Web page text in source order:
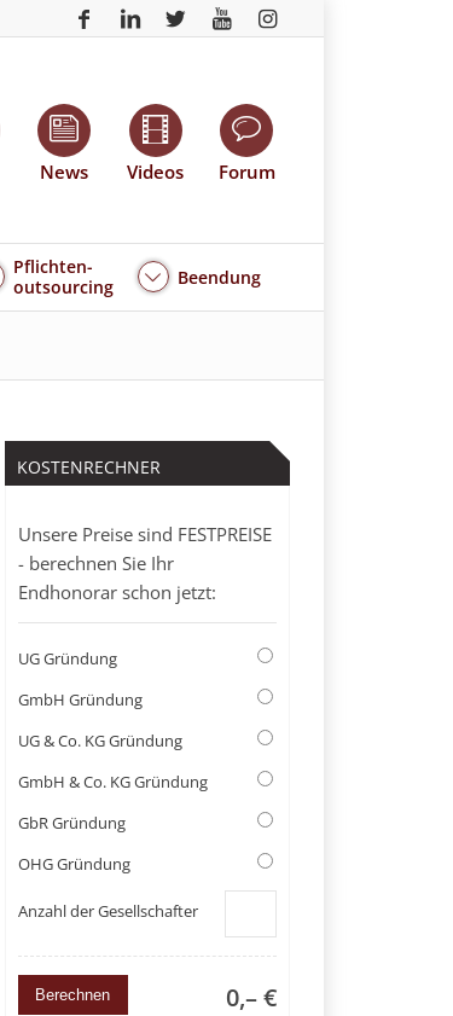
News Videos Forum
Pflichten-
outsourcing
Beendung
KOSTENRECHNER
Unsere Preise sind FESTPREISE
- berechnen Sie Ihr
Endhonorar schon jetzt:
UG Gründung
GmbH Gründung
UG & Co. KG Gründung
GmbH & Co. KG Gründung
GbR Gründung
OHG Gründung
Anzahl der Gesellschafter
0,– €